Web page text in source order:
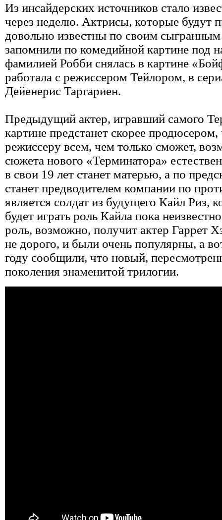
Из инсайдерских источников стало
через неделю. Актрисы, которые будут
довольно известны по своим
запомнили по комедийной картине под
фамилией Робби снялась в картине
работала с режиссером Тейлором, в
Дейенерис Таргариен.
Предыдущий актер, игравший самого
картине предстанет скорее
режиссеру всем, чем только сможет,
сюжета нового «Терминатора»
в свои 19 лет станет матерью, а по
станет предводителем компании по
является солдат из будущего Кайл Риз,
будет играть роль Кайла пока
роль, возможно, получит актер Гаррет
не дорого, и были очень популярны, а
году сообщили, что новый,
поколения знаменитой трилогии.